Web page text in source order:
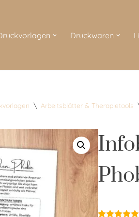
Druckwaren
\ Arbeitsblätter & Therapietools